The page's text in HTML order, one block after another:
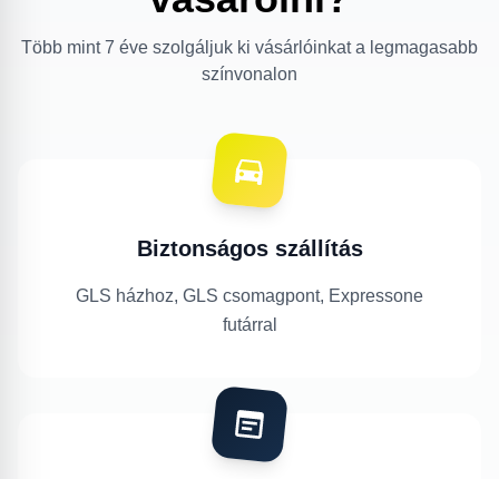
Több mint 7 éve szolgáljuk ki vásárlóinkat a legmagasabb
színvonalon
Biztonságos szállítás
GLS házhoz, GLS csomagpont, Expressone
futárral